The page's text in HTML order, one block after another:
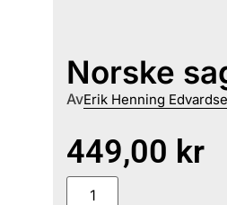
Norske
AvErik Henning
449,00 kr